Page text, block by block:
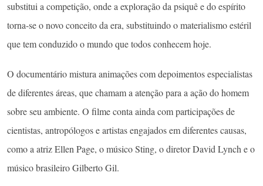
substitui a competição, onde a exploração da psiquê e do espírito
torna-se o novo conceito da era, substituindo o materialismo estéril
que tem conduzido o mundo que todos conhecem hoje.
O documentário mistura animações com depoimentos especialistas
de diferentes áreas, que chamam a atenção para a ação do homem
sobre seu ambiente. O filme conta ainda com participações de
cientistas, antropólogos e artistas engajados em diferentes causas,
como a atriz Ellen Page, o músico Sting, o diretor David Lynch e o
músico brasileiro Gilberto Gil.